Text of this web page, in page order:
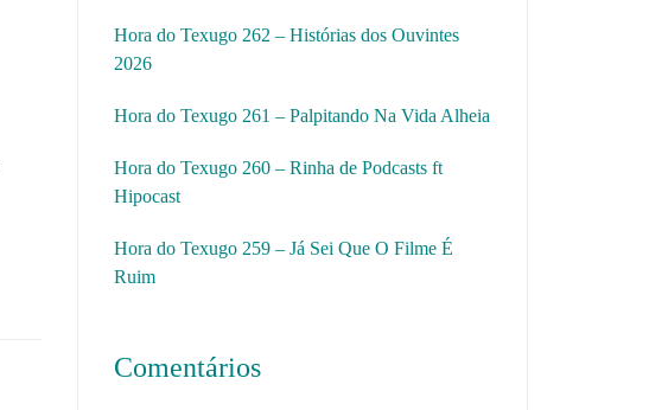
Hora do Texugo 262 – Histórias dos Ouvintes
2026
Hora do Texugo 261 – Palpitando Na Vida Alheia
Hora do Texugo 260 – Rinha de Podcasts ft
Hipocast
Hora do Texugo 259 – Já Sei Que O Filme É
Ruim
Comentários